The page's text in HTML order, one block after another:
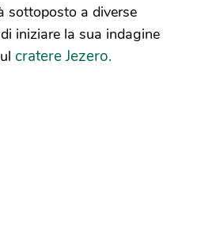
sottoposto a diverse
iniziare la sua indagine
cratere Jezero.